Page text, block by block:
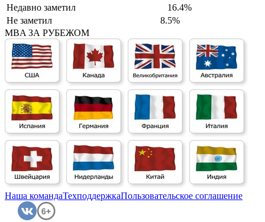
Недавно заметил
16.4%
Не заметил
8.5%
MBA ЗА РУБЕЖОМ
Наша командаТехподдержкаПользовательское соглашение